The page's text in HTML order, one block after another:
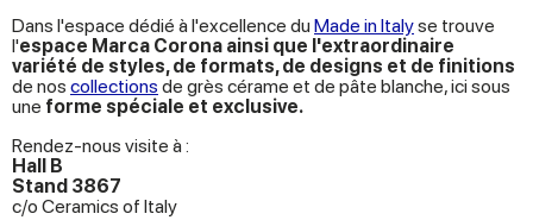
Dans l'espace dédié à l'excellence du Made in Italyse trouve
l'espace Marca Corona ainsi que l'extraordinaire
variété de styles, de formats, de designs et de finitions
de nos collections de grès cérame et de pâte blanche, ici sous
une forme spéciale et exclusive.
Rendez-nous visite à :
Hall B
Stand 3867
c/o Ceramics of Italy